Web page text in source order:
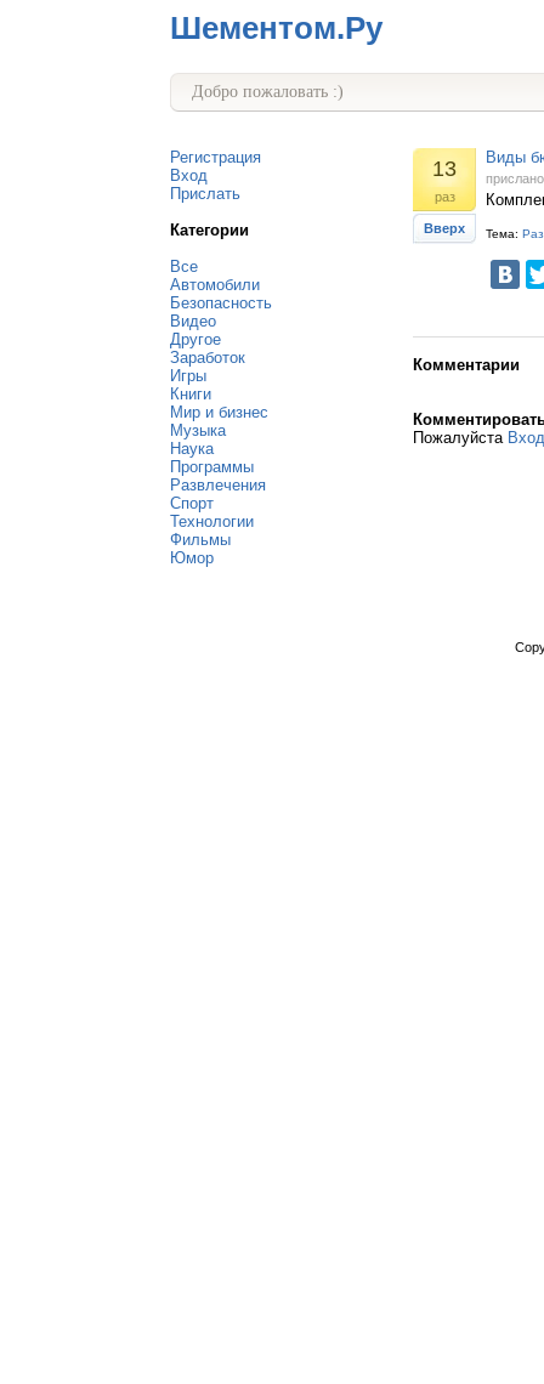
Шементом.Ру
Добро пожаловать :)
Регистрация
Вход
Прислать
Категории
Все
Автомобили
Безопасность
Видео
Другое
Заработок
Игры
Книги
Мир и бизнес
Музыка
Наука
Программы
Развлечения
Спорт
Технологии
Фильмы
Юмор
13
раз
Вверх
Виды
Тема:
Комментарии
Пожалуйста Вход